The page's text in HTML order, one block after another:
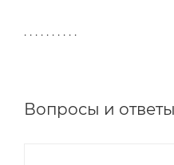
. . . . . . . . . .
Вопросы и ответы